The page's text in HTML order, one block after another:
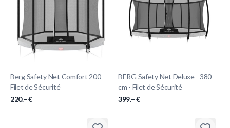
Berg Safety Net Comfort 200 -
Filet de Sécurité
220.– €
BERG Safety Net Deluxe - 380
cm - Filet de Sécurité
399.– €